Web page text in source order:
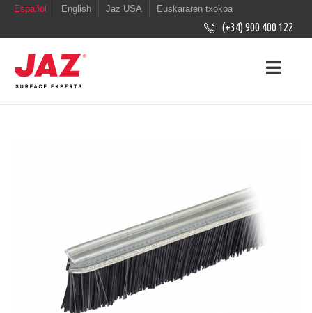
Español English Jaz USA Euskararen txokoa
(+34) 900 400 122